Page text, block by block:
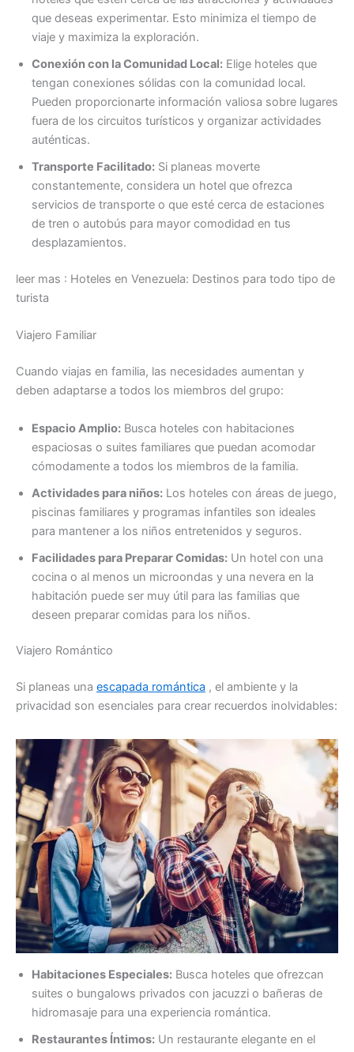
que deseas experimentar. Esto minimiza el tiempo de
viaje y maximiza la exploración.
Conexión con la Comunidad Local: Elige hoteles que
tengan conexiones sólidas con la comunidad local.
Pueden proporcionarte información valiosa sobre lugares
fuera de los circuitos turísticos y organizar actividades
auténticas.
Transporte Facilitado: Si planeas moverte
constantemente, considera un hotel que ofrezca
servicios de transporte o que esté cerca de estaciones
de tren o autobús para mayor comodidad en tus
desplazamientos.
leer mas : Hoteles en Venezuela: Destinos para todo tipo de
turista
Viajero Familiar
Cuando viajas en familia, las necesidades aumentan y
deben adaptarse a todos los miembros del grupo:
Espacio Amplio: Busca hoteles con habitaciones
espaciosas o suites familiares que puedan acomodar
cómodamente a todos los miembros de la familia.
Actividades para niños: Los hoteles con áreas de juego,
piscinas familiares y programas infantiles son ideales
para mantener a los niños entretenidos y seguros.
Facilidades para Preparar Comidas: Un hotel con una
cocina o al menos un microondas y una nevera en la
habitación puede ser muy útil para las familias que
deseen preparar comidas para los niños.
Viajero Romántico
Si planeas una escapada romántica , el ambiente y la
privacidad son esenciales para crear recuerdos inolvidables:
Habitaciones Especiales: Busca hoteles que ofrezcan
suites o bungalows privados con jacuzzi o bañeras de
hidromasaje para una experiencia romántica.
Restaurantes Íntimos: Un restaurante elegante en el